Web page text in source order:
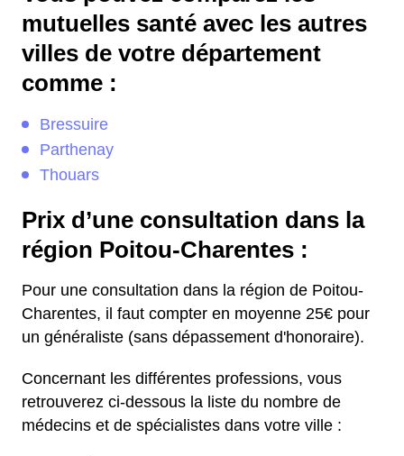
mutuelles santé avec les autres
villes de votre département
comme :
Bressuire
Parthenay
Thouars
Prix d’une consultation dans la
région Poitou-Charentes :
Pour une consultation dans la région de Poitou-
Charentes, il faut compter en moyenne 25€ pour
un généraliste (sans dépassement d'honoraire).
Concernant les différentes professions, vous
retrouverez ci-dessous la liste du nombre de
médecins et de spécialistes dans votre ville :